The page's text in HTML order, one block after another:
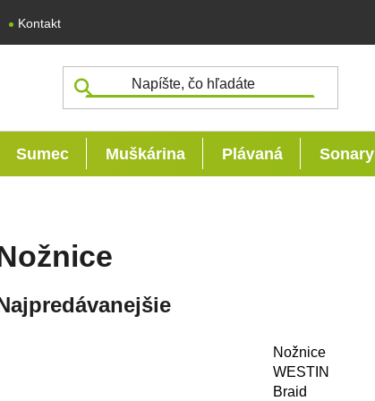
Kontakt
Sumec Muškárina Plávaná Sonary
Nožnice
WESTIN
Braid